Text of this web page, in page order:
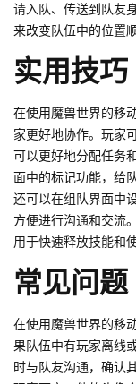
请入队、传送到队友
来改变队伍中的位置
实用技巧
在使用魔兽世界的移
家更好地协作。玩家
可以更好地分配任务
面中的标记功能，给
还可以在组队界面中
方便进行沟通和交流
用于快速释放技能和
常见问题
在使用魔兽世界的移
果队伍中有玩家离线
时与队友沟通，确认